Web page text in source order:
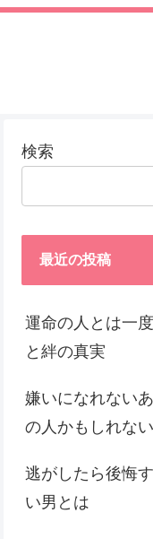
検索
最近の投稿
運命の人とは一
と絆の真実
嫌いになれない
の人かもしれな
逃がしたら後悔
い男とは